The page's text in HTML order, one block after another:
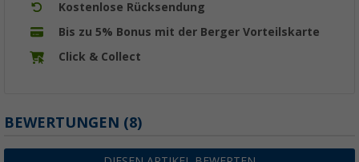
Kostenlose Rücksendung
Bis zu 5% Bonus mit der Berger Vorteilskarte
Click & Collect
BEWERTUNGEN (8)